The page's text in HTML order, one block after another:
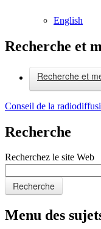
English
Recherche et
Recherche et
Conseil de la
Recherche
Recherchez le site Web
Recherche
Menu des